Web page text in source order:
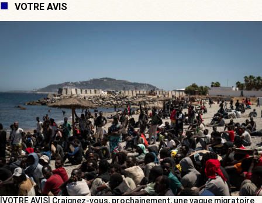
VOTRE AVIS
[VOTRE AVIS] Craignez-vous, prochainement, une vague migratoire